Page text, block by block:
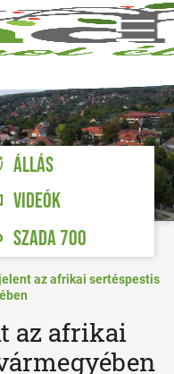
ÁLLÁS
VIDEÓK
SZADA 700
az afrikai sertéspestis
az afrikai